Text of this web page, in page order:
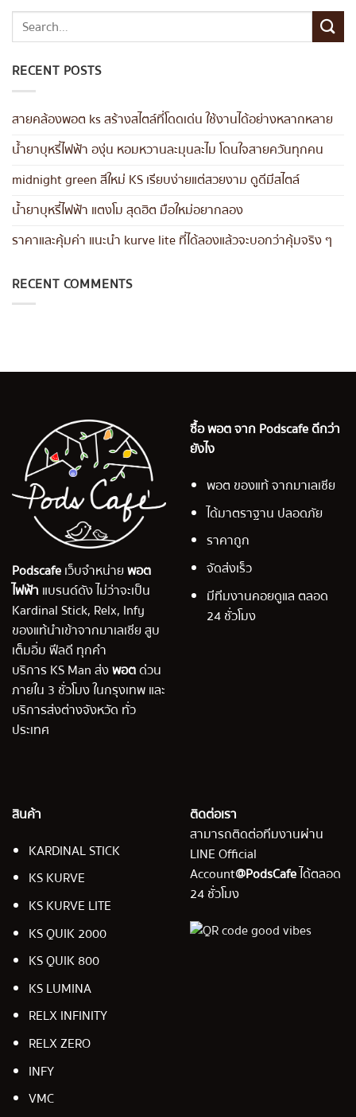
RECENT POSTS
สายคล้องพอต ks สร้างสไตล์ที่โดดเด่น ใช้งานได้อย่างหลากหลาย
น้ำยาบุหรี่ไฟฟ้า องุ่น หอมหวานละมุนละไม โดนใจสายควันทุกคน
midnight green สีใหม่ KS เรียบง่ายแต่สวยงาม ดูดีมีสไตล์
น้ำยาบุหรี่ไฟฟ้า แตงโม สุดฮิต มือใหม่อยากลอง
ราคาและคุ้มค่า แนะนำ kurve lite ที่ได้ลองแล้วจะบอกว่าคุ้มจริง ๆ
RECENT COMMENTS
Podscafeเว็บจำหน่ายพอต
ไฟฟ้า แบรนด์ดัง ไม่ว่าจะเป็น
Kardinal Stick, Relx, Infy
ของแท้นำเข้าจากมาเลเซีย สูบ
เต็มอิ่ม ฟีลดี ทุกคำ
บริการ KS Man ส่งพอตด่วน
ภายใน 3 ชั่วโมง ในกรุงเทพ และ
บริการส่งต่างจังหวัด ทั่ว
ประเทศ
ซื้อ พอต จาก Podscafe ดีกว่า
ยังไง
พอต ของแท้ จากมาเลเซีย
ได้มาตราฐาน ปลอดภัย
ราคาถูก
จัดส่งเร็ว
มีทีมงานคอยดูแล ตลอด
24 ชั่วโมง
สินค้า
KARDINAL STICK
KS KURVE
KS KURVE LITE
KS QUIK 2000
KS QUIK 800
KS LUMINA
RELX INFINITY
RELX ZERO
INFY
VMC
ติดต่อเรา
สามารถติดต่อทีมงานผ่าน
LINE Official
Account@PodsCafeได้ตลอด
24 ชั่วโมง